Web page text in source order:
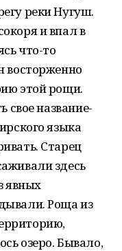
реки Нугуш.
и впал в
что-то
восторженно
этой рощи.
свое название-
языка
Старец
здесь
явных
Роща из
озеро. Бывало,